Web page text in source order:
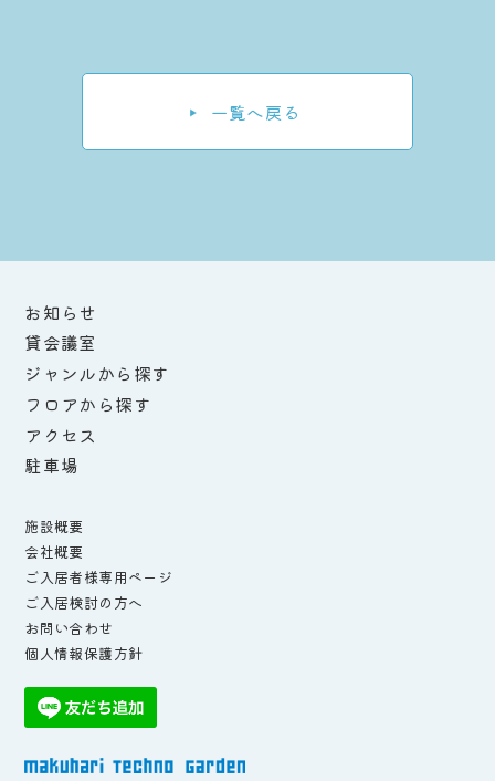
一覧へ戻る
お知らせ
貸会議室
ジャンルから探す
フロアから探す
アクセス
駐車場
施設概要
会社概要
ご入居者様専用ページ
ご入居検討の方へ
お問い合わせ
個人情報保護方針